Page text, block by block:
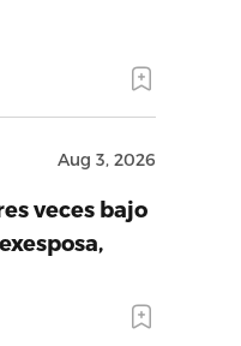
Aug 3, 2026
veces bajo